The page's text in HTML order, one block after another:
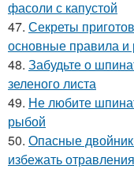
фасоли с капустой
47. Секреты
основные правила и
48. Забудьте о
зеленого листа
49. Не любите
рыбой
50. Опасные
избежать отравления